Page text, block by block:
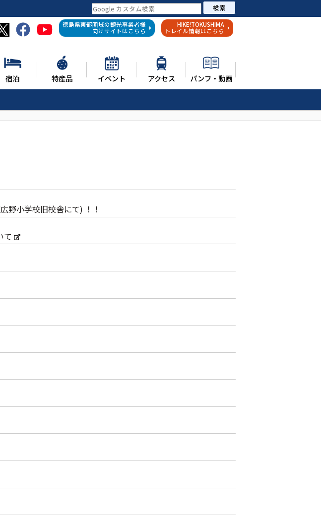
検索
徳島県東部圏域の観光事業者様
向けサイトはこちら
HIKE!TOKUSHIMA
トレイル情報はこちら
宿泊 特産品 イベント アクセス パンフ・動画
野小学校旧校舎にて) ！！
て